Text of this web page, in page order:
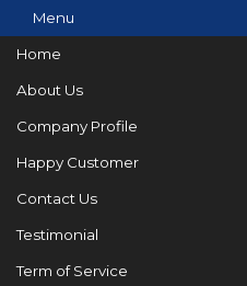
Menu
Home
About Us
Company Profile
Happy Customer
Contact Us
Testimonial
Term of Service